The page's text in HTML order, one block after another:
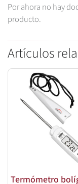
Por ahora no hay
producto.
Artículos
Termómetro